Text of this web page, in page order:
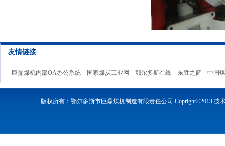
友情链接
巨鼎煤机内部OA办公系统 国家煤炭工业网 鄂尔多斯在线 东胜之窗 中国
版权所有：鄂尔多斯市巨鼎煤机制造有限责任公司 Copright©2013 技